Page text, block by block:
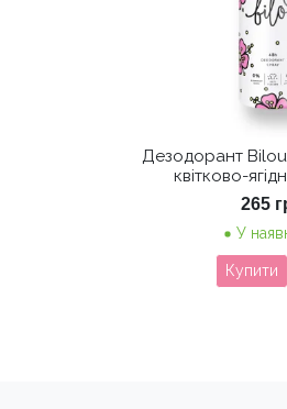
Дезодорант
квітково-
265
У
Купити